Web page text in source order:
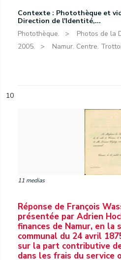
Contexte : Photothèque et
Direction de l'Identité,...
Photothèque.
Photos de la
2005.
Namur. Centre.
10
11 medias
Réponse de François
présentée par Adrien
finances de Namur, en la
communal du 24 avril
sur la part contributive
dans les frais du service